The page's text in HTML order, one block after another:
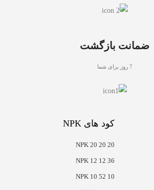
ضمانت بازگشت
7 روز برای شما
کود های NPK
NPK 20 20 20
NPK 12 12 36
NPK 10 52 10